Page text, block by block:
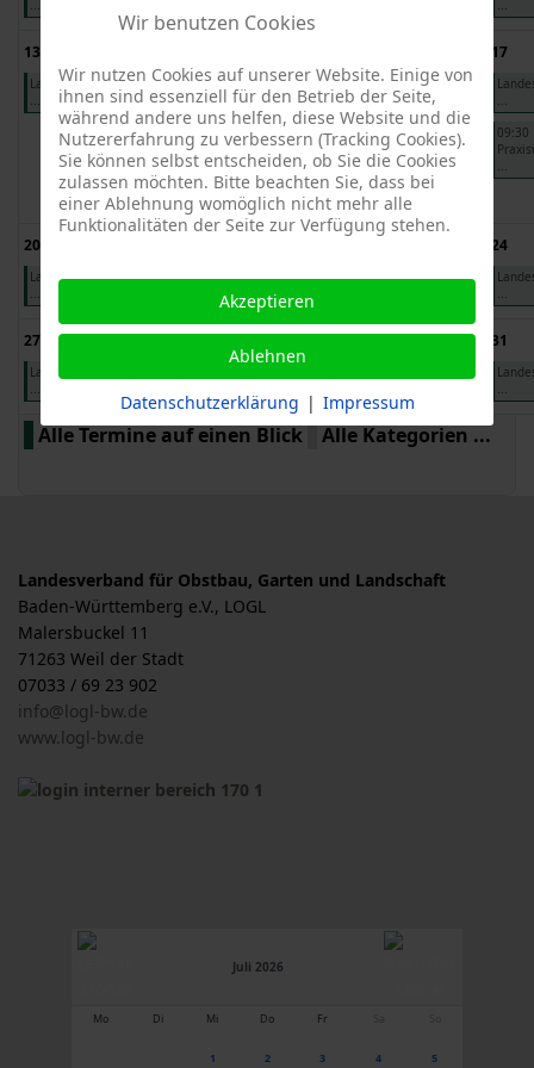
...
...
13
Landesgartensch
...
KOBstbautag
202 ...
Landesgartensch
...
17:00 FW9:
Bestimmung ...
KOBstbautag
202 ...
Landesgartensch
...
Landesgartensch
...
17
...
09:30
...
20
Landesgartensch
...
Landesgartensch
Landesgartensch
...
Landesgartensch
24
...
27
Landesgartensch
...
28 29 30
Landesgartensch
31
...
Alle Termine auf einen Blick Alle Kategorien ...
Landesverband für Obstbau, Garten und Landschaft
Baden-Württemberg e.V., LOGL
Malersbuckel 11
71263 Weil der Stadt
07033 / 69 23 902
info@logl-bw.de
www.logl-bw.de
Juli 2026
Mo Di Mi Do Fr
1 2 3 4 5
Wir benutzen Cookies
Wir nutzen Cookies auf unserer Website. Einige von
ihnen sind essenziell für den Betrieb der Seite,
während andere uns helfen, diese Website und die
Nutzererfahrung zu verbessern (Tracking Cookies).
Sie können selbst entscheiden, ob Sie die Cookies
zulassen möchten. Bitte beachten Sie, dass bei
einer Ablehnung womöglich nicht mehr alle
Funktionalitäten der Seite zur Verfügung stehen.
Akzeptieren
Ablehnen
Datenschutzerklärung | Impressum